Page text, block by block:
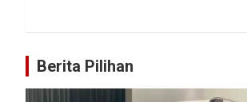
Berita Pilihan